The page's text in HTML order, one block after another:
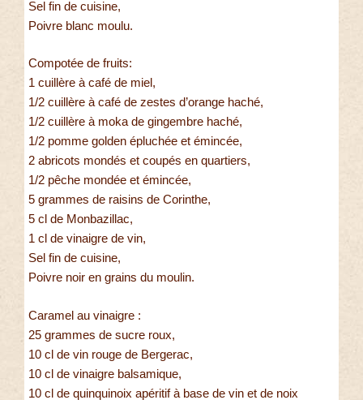
Sel fin de cuisine,
Poivre blanc moulu.
Compotée de fruits:
1 cuillère à café de miel,
1/2 cuillère à café de zestes d’orange haché,
1/2 cuillère à moka de gingembre haché,
1/2 pomme golden épluchée et émincée,
2 abricots mondés et coupés en quartiers,
1/2 pêche mondée et émincée,
5 grammes de raisins de Corinthe,
5 cl de Monbazillac,
1 cl de vinaigre de vin,
Sel fin de cuisine,
Poivre noir en grains du moulin.
Caramel au vinaigre :
25 grammes de sucre roux,
10 cl de vin rouge de Bergerac,
10 cl de vinaigre balsamique,
10 cl de quinquinoix apéritif à base de vin et de noix